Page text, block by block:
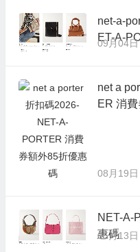
net-a-
ET-A-
09月04日
net a
ER 消
08月19日
NET-A-
惠碼
05月13日